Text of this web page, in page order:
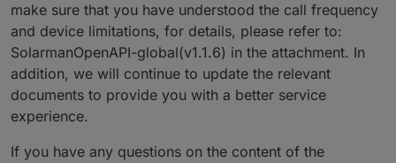
make sure that you have understood the call frequency
and device limitations, for details, please refer to:
SolarmanOpenAPI-global(v1.1.6) in the attachment. In
addition, we will continue to update the relevant
documents to provide you with a better service
experience.
If you have any questions on the content of the